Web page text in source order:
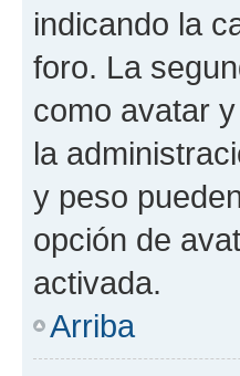
indicando la
foro. La
como avatar
la
y peso
opción de
activada.
Arriba